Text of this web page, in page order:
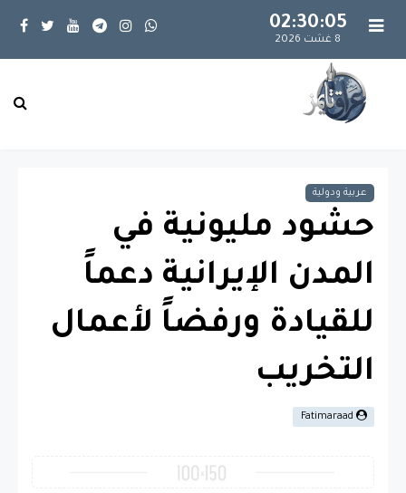
02:30:05
8 غشت 2026
عربية ودولية
حشود مليونية في
المدن الإيرانية دعماً
للقيادة ورفضاً لأعمال
التخريب
Fatimaraad